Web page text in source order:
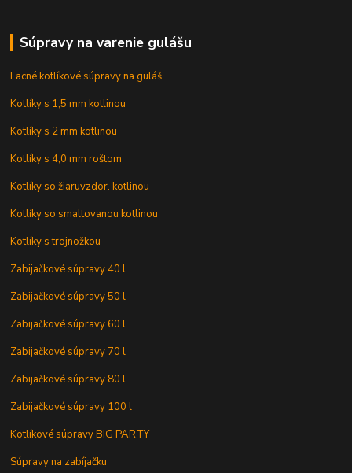
Súpravy na varenie gulášu
Lacné kotlíkové súpravy na guláš
Kotlíky s 1,5 mm kotlinou
Kotlíky s 2 mm kotlinou
Kotlíky s 4,0 mm roštom
Kotlíky so žiaruvzdor. kotlinou
Kotlíky so smaltovanou kotlinou
Kotlíky s trojnožkou
Zabijačkové súpravy 40 l
Zabijačkové súpravy 50 l
Zabijačkové súpravy 60 l
Zabijačkové súpravy 70 l
Zabijačkové súpravy 80 l
Zabijačkové súpravy 100 l
Kotlíkové súpravy BIG PARTY
Súpravy na zabíjačku